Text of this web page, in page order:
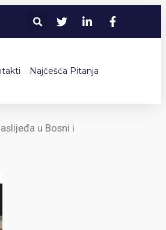
Najčešća Pitanja
u Bosni i